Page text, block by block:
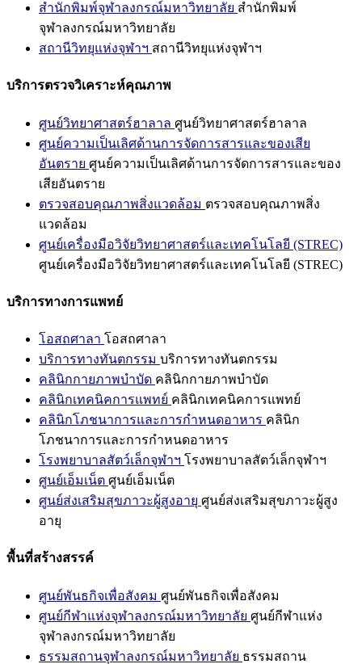
สำนักพิมพ์จุฬาลงกรณ์มหาวิทยาลัย สำนักพิมพ์
จุฬาลงกรณ์มหาวิทยาลัย
สถานีวิทยุแห่งจุฬาฯ สถานีวิทยุแห่งจุฬาฯ
บริการตรวจวิเคราะห์คุณภาพ
ศูนย์วิทยาศาสตร์ฮาลาล ศูนย์วิทยาศาสตร์ฮาลาล
ศูนย์ความเป็นเลิศด้านการจัดการสารและของเสีย
อันตราย ศูนย์ความเป็นเลิศด้านการจัดการสารและของ
เสียอันตราย
ตรวจสอบคุณภาพสิ่งแวดล้อม ตรวจสอบคุณภาพสิ่ง
แวดล้อม
ศูนย์เครื่องมือวิจัยวิทยาศาสตร์และเทคโนโลยี (STREC)
ศูนย์เครื่องมือวิจัยวิทยาศาสตร์และเทคโนโลยี (STREC)
บริการทางการแพทย์
โอสถศาลา โอสถศาลา
บริการทางทันตกรรม บริการทางทันตกรรม
คลินิกกายภาพบำบัด คลินิกกายภาพบำบัด
คลินิกเทคนิคการแพทย์ คลินิกเทคนิคการแพทย์
คลินิกโภชนาการและการกำหนดอาหาร คลินิก
โภชนาการและการกำหนดอาหาร
โรงพยาบาลสัตว์เล็กจุฬาฯ โรงพยาบาลสัตว์เล็กจุฬาฯ
ศูนย์เอ็มเน็ต ศูนย์เอ็มเน็ต
ศูนย์ส่งเสริมสุขภาวะผู้สูงอายุ ศูนย์ส่งเสริมสุขภาวะผู้สูง
อายุ
พื้นที่สร้างสรรค์
ศูนย์พันธกิจเพื่อสังคม ศูนย์พันธกิจเพื่อสังคม
ศูนย์กีฬาแห่งจุฬาลงกรณ์มหาวิทยาลัย ศูนย์กีฬาแห่ง
จุฬาลงกรณ์มหาวิทยาลัย
ธรรมสถานจุฬาลงกรณ์มหาวิทยาลัย ธรรมสถาน